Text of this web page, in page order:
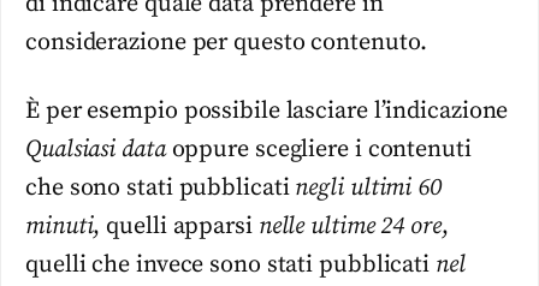
considerazione per questo contenuto.
È per esempio possibile lasciare l’indicazione
Qualsiasi dataoppure scegliere i contenuti
che sono stati pubblicati negli ultimi 60
minuti, quelli apparsi nelle ultime 24 ore,
quelli che invece sono stati pubblicati nel